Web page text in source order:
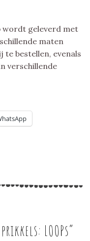
wordt geleverd met
maten
te bestellen, evenals
verschillende
LOOPs”